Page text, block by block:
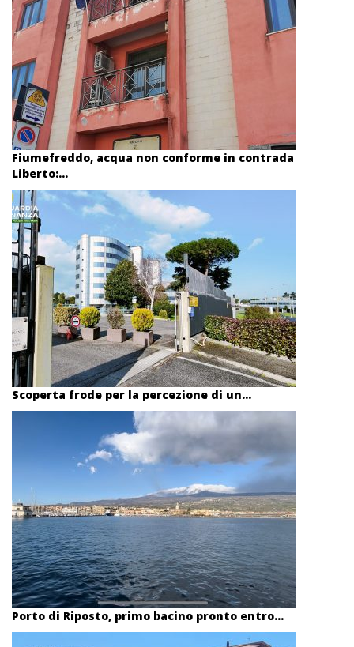
Fiumefreddo, acqua non conforme in contrada
Liberto:...
Scoperta frode per la percezione di un...
Porto di Riposto, primo bacino pronto entro...